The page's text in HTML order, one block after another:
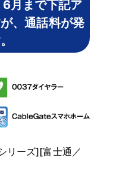
月まで下記ア
、通話料が発
リーズ][富士通／